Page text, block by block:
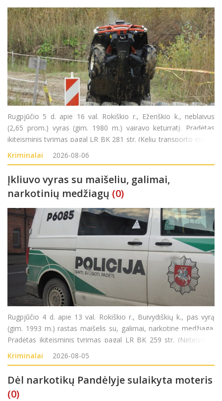
Rugpjūčio 5 d. apie 16 val. Rokiškio r., Ežeriškio k., neblaivus
(2,65 prom.) vyras (gim. 1980 m.) vairavo keturratį. Pradėtas
ikiteisminis tyrimas pagal LR BK 281 str. (Kelių transporto eismo
saugumo ar transporto priemonių eksploatavimo taisyklių
pažeidimas).
Kriminalai 2026-08-06
Įkliuvo vyras su maišeliu, galimai,
narkotinių medžiagų (0)
Rugpjūčio 4 d. apie 13 val. Rokiškio r., Buivydiškių k., pas vyrą
(gim. 1993 m.) rastas maišelis su, galimai, narkotine medžiaga.
Pradėtas ikiteisminis tyrimas pagal LR BK 259 str. (Neteisėtas
disponavimas narkotinėmis ar psichotropinėmis medžiagomis
be tikslo jas platinti
Kriminalai 2026-08-05
Dėl narkotikų Pandėlyje sulaikyta moteris
(0)